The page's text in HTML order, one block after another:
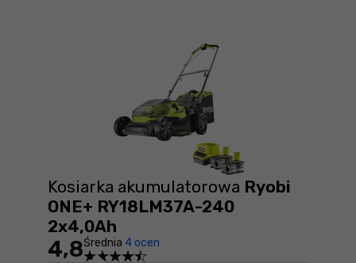
Kosiarka akumulatorowa Ryobi
ONE+ RY18LM37A-240
2x4,0Ah
4,8Średnia 4 ocen